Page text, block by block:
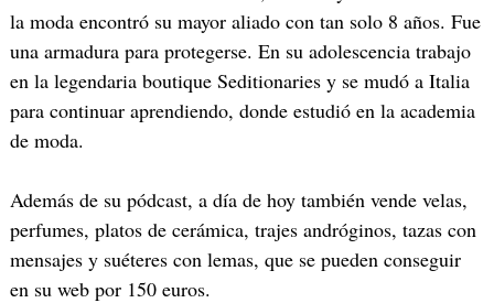
la moda encontró su mayor aliado con tan solo 8 años. Fue
una armadura para protegerse. En su adolescencia trabajo
en la legendaria boutique Seditionaries y se mudó a Italia
para continuar aprendiendo, donde estudió en la academia
de moda.
Además de su pódcast, a día de hoy también vende velas,
perfumes, platos de cerámica, trajes andróginos, tazas con
mensajes y suéteres con lemas, que se pueden conseguir
en su web por 150 euros.